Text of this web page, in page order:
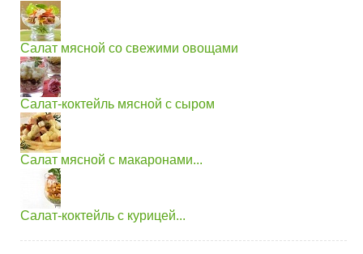
Салат мясной со свежими овощами
Салат-коктейль мясной с сыром
Салат мясной с макаронами...
Салат-коктейль с курицей...